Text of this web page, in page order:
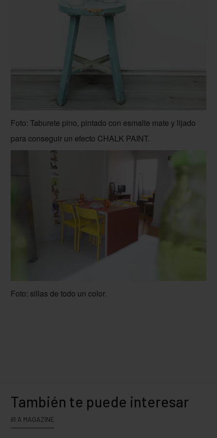
Foto: Taburete pino, pintado con esmalte mate y lijado
para conseguir un efecto CHALK PAINT.
Foto: sillas de todo un color.
También te puede interesar
IR A MAGAZINE